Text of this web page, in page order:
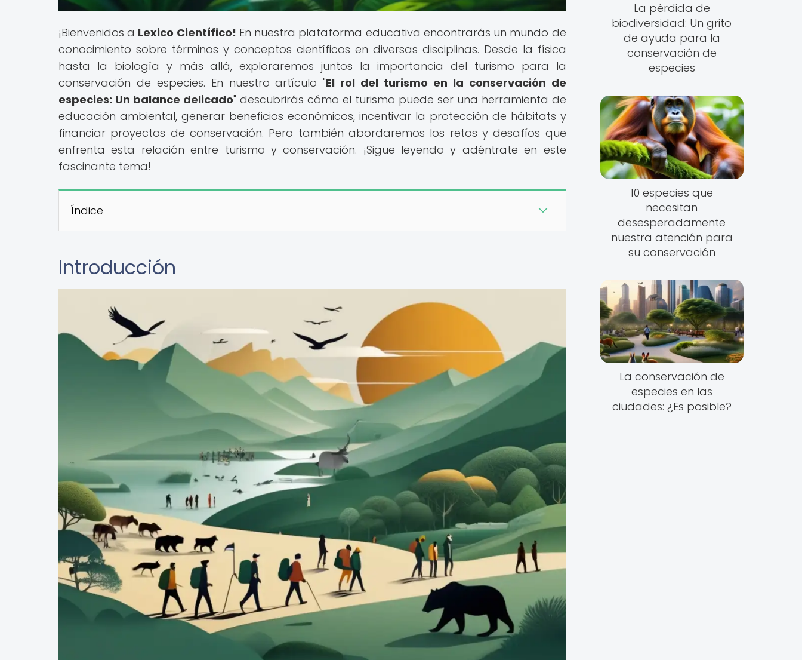
¡Bienvenidos a Lexico Científico! En nuestra plataforma educativa encontrarás un mundo de
conocimiento sobre términos y conceptos científicos en diversas disciplinas. Desde la física
hasta la biología y más allá, exploraremos juntos la importancia del turismo para la
conservación de especies. En nuestro artículo "El rol del turismo en la conservación de
especies: Un balance delicado" descubrirás cómo el turismo puede ser una herramienta de
educación ambiental, generar beneficios económicos, incentivar la protección de hábitats y
financiar proyectos de conservación. Pero también abordaremos los retos y desafíos que
enfrenta esta relación entre turismo y conservación. ¡Sigue leyendo y adéntrate en este
fascinante tema!
Índice
Introducción
La pérdida de
biodiversidad: Un grito
de ayuda para la
conservación de
especies
10 especies que
necesitan
desesperadamente
nuestra atención para
su conservación
La conservación de
especies en las
ciudades: ¿Es posible?